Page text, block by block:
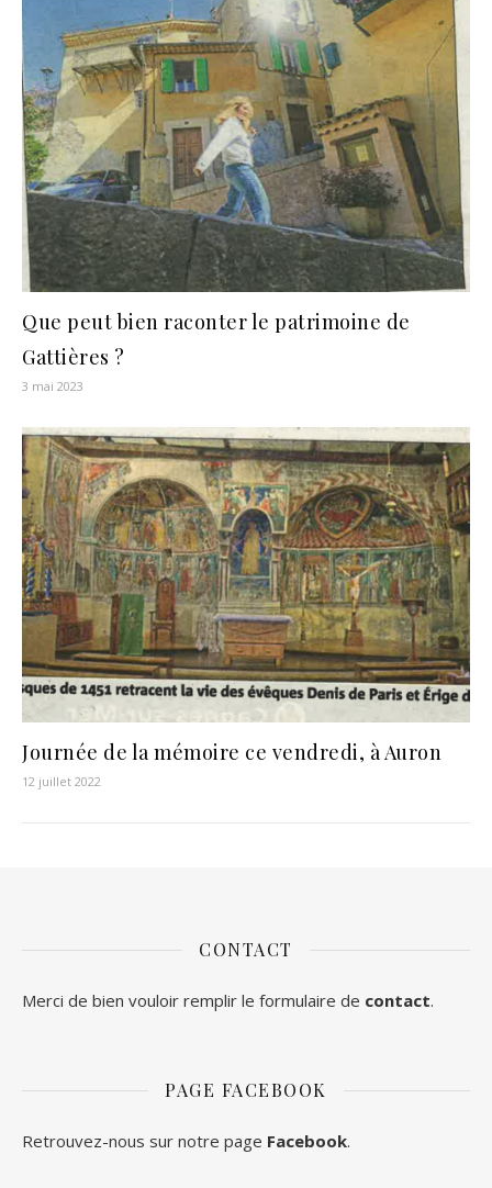
Que peut bien raconter le patrimoine de
Gattières ?
3 mai 2023
Journée de la mémoire ce vendredi, à Auron
12 juillet 2022
CONTACT
Merci de bien vouloir remplir le formulaire de contact.
PAGE FACEBOOK
Retrouvez-nous sur notre page Facebook.